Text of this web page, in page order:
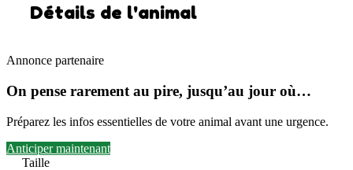
Détails de l'animal
Annonce partenaire
On pense rarement au pire, jusqu’au jour où…
Préparez les infos essentielles de votre animal avant une urgence.
Anticiper maintenant
Taille